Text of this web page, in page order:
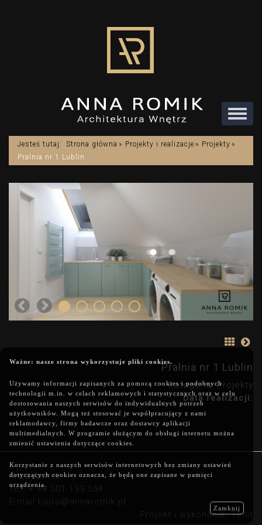
menu
Jesteś tutaj: Strona główna Projekty i realizacje
Projekty
Pralnia nr 1 Lublin
Pralnia nr 1 Lublin
Kategoria: Projekty
Data realizacji:
Anna Romik
Tel. + 48 501 133 554
E-mail biuro@annaromik.pl
Projekt i wykonanie:Tenit
Ważne: nasze strona wykorzystuje pliki cookies.
Używamy informacji zapisanych za pomocą cookies i podobnych
technologii m.in. w celach reklamowych i statystycznych oraz w celu
dostosowania naszych serwisów do indywidualnych potrzeb
użytkowników. Mogą też stosować je współpracujący z nami
reklamodawcy, firmy badawcze oraz dostawcy aplikacji
multimedialnych. W programie służącym do obsługi internetu można
zmienić ustawienia dotyczące cookies.
Korzystanie z naszych serwisów internetowych bez zmiany ustawień
dotyczących cookies oznacza, że będą one zapisane w pamięci
urządzenia.
Zamknij